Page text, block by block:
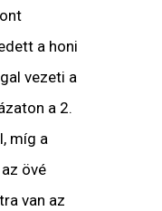
a honi
vezeti a
a 2.
míg a
övé
van az